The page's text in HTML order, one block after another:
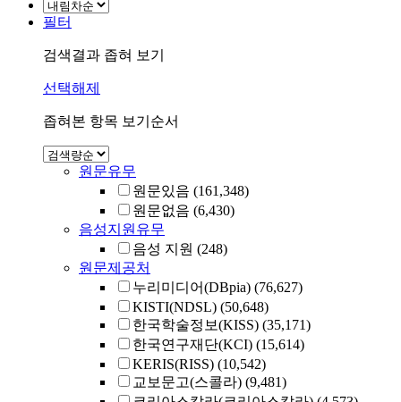
필터
검색결과 좁혀 보기
선택해제
좁혀본 항목 보기순서
원문유무
원문있음 (161,348)
원문없음 (6,430)
음성지원유무
음성 지원 (248)
원문제공처
누리미디어(DBpia) (76,627)
KISTI(NDSL) (50,648)
한국학술정보(KISS) (35,171)
한국연구재단(KCI) (15,614)
KERIS(RISS) (10,542)
교보문고(스콜라) (9,481)